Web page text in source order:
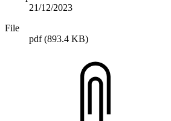
21/12/2023
File
pdf(893.4 KB)